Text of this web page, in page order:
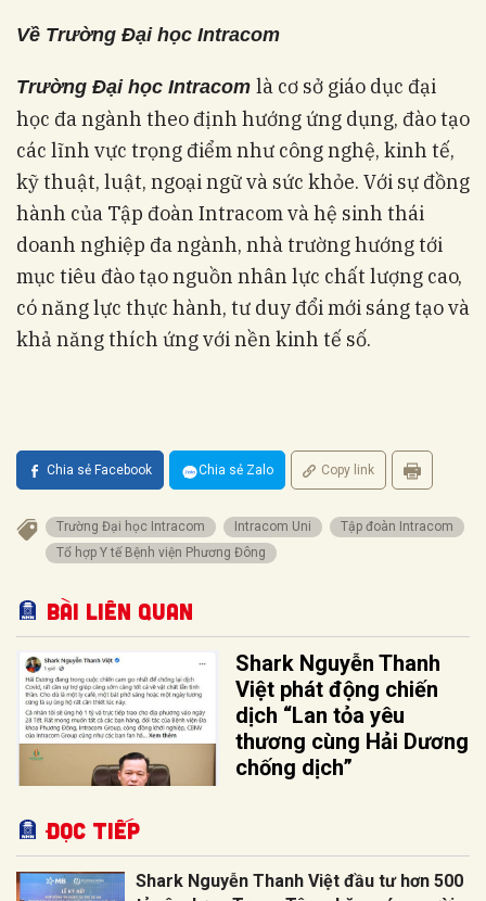
Về Trường Đại học Intracom
Trường Đại học Intracom là cơ sở giáo dục đại
học đa ngành theo định hướng ứng dụng, đào tạo
các lĩnh vực trọng điểm như công nghệ, kinh tế,
kỹ thuật, luật, ngoại ngữ và sức khỏe. Với sự đồng
hành của Tập đoàn Intracom và hệ sinh thái
doanh nghiệp đa ngành, nhà trường hướng tới
mục tiêu đào tạo nguồn nhân lực chất lượng cao,
có năng lực thực hành, tư duy đổi mới sáng tạo và
khả năng thích ứng với nền kinh tế số.
Chia sẻ Facebook Chia sẻ Zalo Copy link
Trường Đại học Intracom Intracom Uni
Tập đoàn Intracom
Tổ hợp Y tế Bệnh viện Phương Đông
Bài liên quan
Shark Nguyễn Thanh
Việt phát động chiến
dịch “Lan tỏa yêu
thương cùng Hải Dương
chống dịch”
Đọc tiếp
Shark Nguyễn Thanh Việt đầu tư hơn 500